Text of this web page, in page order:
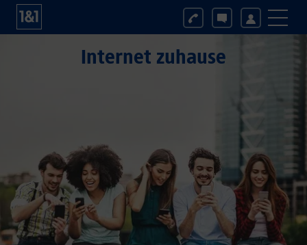
Internet zuhause